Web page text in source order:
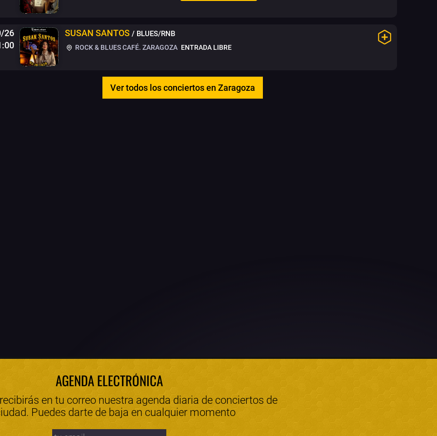
26
SUSAN SANTOS / BLUES/RNB
ROCK & BLUES CAFÉ. ZARAGOZA ENTRADA LIBRE
Ver todos los conciertos en Zaragoza
AGENDA ELECTRÓNICA
en tu correo nuestra agenda diaria de conciertos de
Puedes darte de baja en cualquier momento